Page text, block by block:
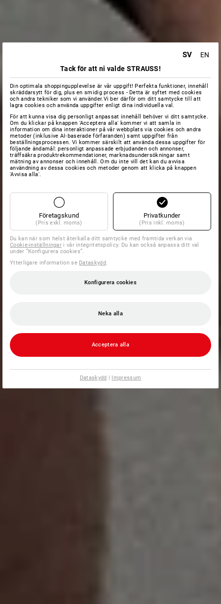
SV
EN
Tack för att ni valde STRAUSS!
Din optimala shoppingupplevelse är vår uppgift! Perfekta funktioner, innehåll
skräddarsytt för dig, plus en smidig process - Detta är syftet med cookies
och andra tekniker som vi använder.Vi ber därför om ditt samtycke till att
lagra cookies och använda uppgifter enligt dina individuella val.
För att kunna visa dig personligt anpassat innehåll behöver vi ditt samtycke.
Om du klickar på knappen 'Acceptera alla' kommer vi att samla in
information om dina interaktioner på vår webbplats via cookies och andra
metoder (inklusive AI‑baserade förfaranden) samt uppgifter från
beställningsprocessen. Vi kommer särskilt att använda dessa uppgifter för
följande ändamål: personligt anpassade erbjudanden och annonser,
träffsäkra produktrekommendationer, marknadsundersökningar samt
mätning av annonser och innehåll. Om du inte vill det kan du avvisa
användning av dessa cookies och metoder genom att klicka på knappen
'Avvisa alla'.
Företagskund
(Pris exkl. moms)
Privatkunder
(Pris inkl. moms)
Du kan när som helst återkalla ditt samtycke med framtida verkan via
Cookie-inställningar i vår integritetspolicy. Du kan också anpassa ditt val
under ”Konfigurera cookies”.
Ytterligare information se Dataskydd.
Konfigurera cookies
Neka alla
Acceptera alla
Dataskydd | Impressum